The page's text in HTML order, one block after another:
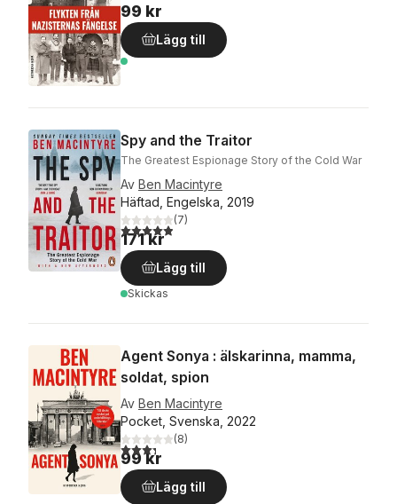
99 kr
Lägg till
Spy and the Traitor
The Greatest Espionage Story of the Cold War
Av Ben Macintyre
Häftad, Engelska, 2019
4,9utav 5 stjärnor. Totalt antal röster:
(7)
171 kr
Lägg till
Skickas
Agent Sonya : älskarinna, mamma,
soldat, spion
Av Ben Macintyre
Pocket, Svenska, 2022
3,3utav 5 stjärnor. Totalt antal röster:
(8)
99 kr
Lägg till